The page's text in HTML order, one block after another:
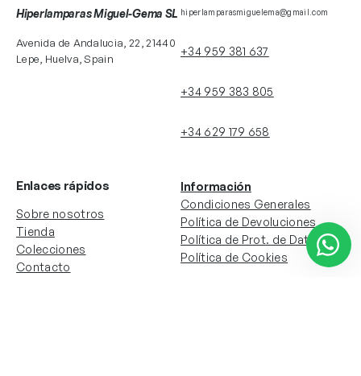
Hiperlamparas Miguel-Gema SL
Avenida de Andalucia, 22, 21440
Lepe, Huelva, Spain
hiperlamparasmiguelema@gmail.com
+34 959 381 637
+34 959 383 805
+34 629 179 658
Enlaces rápidos
Sobre nosotros
Tienda
Colecciones
Contacto
Información
Condiciones Generales
Política de Devoluciones
Política de Prot. de Datos
Política de Cookies